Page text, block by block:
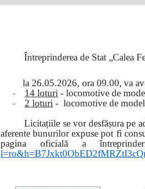
Întreprinderea de Stat „Calea
la 26.05.2026, ora 09.00, va
- 14 loturi - locomotive de
- 2 loturi - locomotive de model
Licitațiile se vor desfășura pe
aferente bunurilor expuse pot fi
pagina oficială a